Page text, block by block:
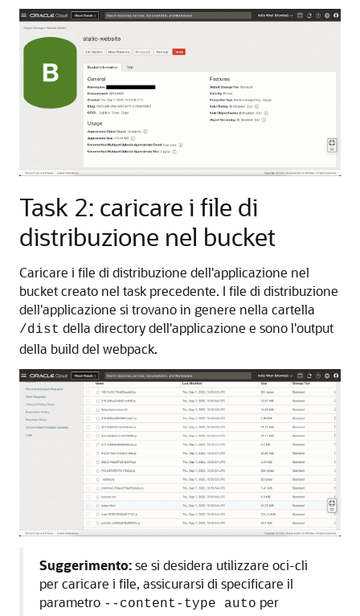
Task 2: caricare i file di
distribuzione nel bucket
Caricare i file di distribuzione dell'applicazione nel
bucket creato nel task precedente. I file di distribuzione
dell'applicazione si trovano in genere nella cartella
/dist della directory dell'applicazione e sono l'output
della build del webpack.
Suggerimento:se si desidera utilizzare oci-cli
per caricare i file, assicurarsi di specificare il
parametro --content-type auto per